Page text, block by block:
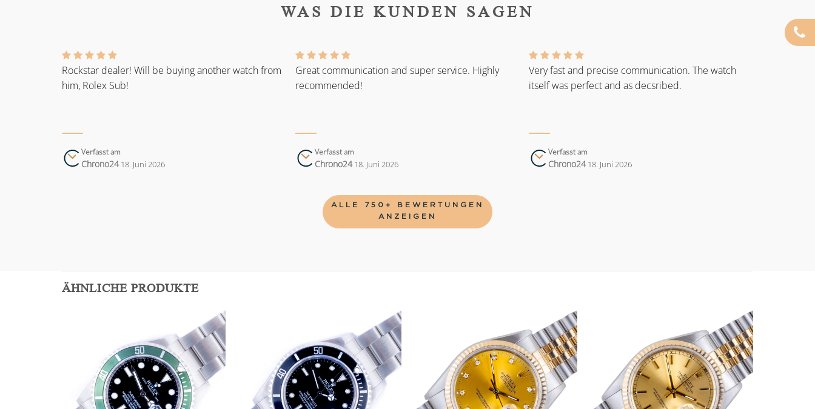
WAS DIE KUNDEN SAGEN
Rockstar dealer! Will be buying another watch from
him, Rolex Sub!
Verfasst am
Chrono24 18. Juni 2026
Great communication and super service. Highly
recommended!
Verfasst am
Chrono24 18. Juni 2026
Very fast and precise communication. The watch
itself was perfect and as decsribed.
Verfasst am
Chrono24 18. Juni 2026
ALLE 750+ BEWERTUNGEN
ANZEIGEN
ÄHNLICHE PRODUKTE
Add to
wishlist
Add to
wishlist
Add to
wishlist
Add to
wishlist